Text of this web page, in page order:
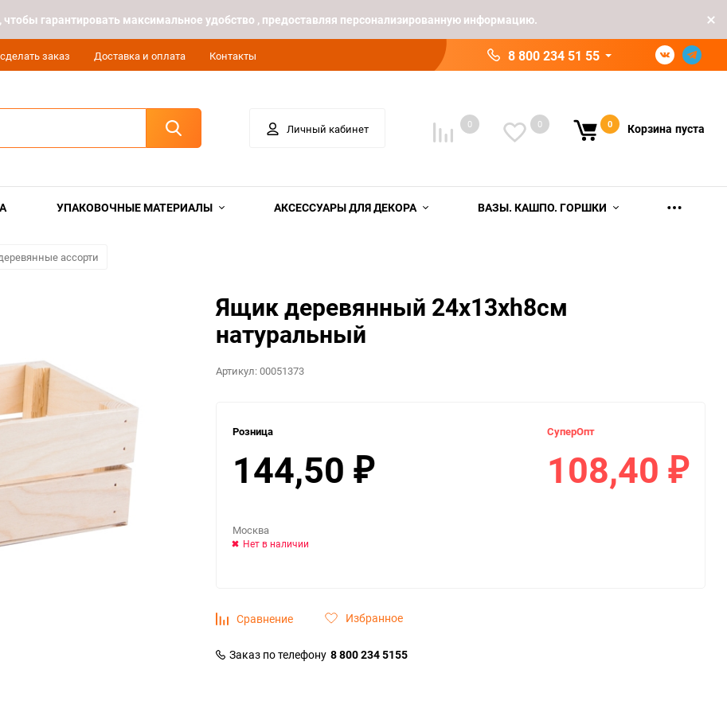
чтобы гарантировать максимальное удобство , предоставляя персонализированную информацию.
заказ Доставка и оплата Контакты 8 800 234 51 55
Личный кабинет 0 0 0 Корзина пуста
УПАКОВОЧНЫЕ МАТЕРИАЛЫ АКСЕССУАРЫ ДЛЯ ДЕКОРА ВАЗЫ. КАШПО. ГОРШКИ
ассорти
Ящик деревянный 24х13хh8см
натуральный
Артикул:00051373
Розница
144,50 ₽
СуперОпт
108,40 ₽
Москва
Нет в наличии
Сравнение Избранное
Заказ по телефону 8 800 234 5155